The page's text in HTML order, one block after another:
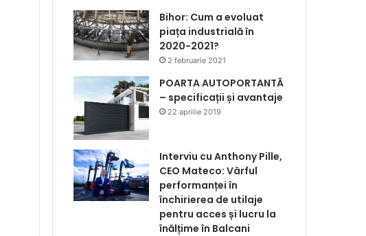
Bihor: Cum a evoluat
piața industrială în
2020-2021?
2 februarie 2021
POARTA AUTOPORTANTĂ
– specificații și avantaje
22 aprilie 2019
Interviu cu Anthony Pille,
CEO Mateco: Vârful
performanței în
închirierea de utilaje
pentru acces și lucru la
înălțime în Balcani